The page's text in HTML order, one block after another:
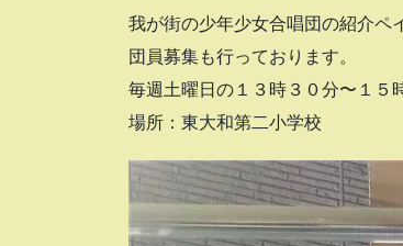
我が街の少年少女合唱団の紹介ペ
団員募集も行っております。
毎週土曜日の１３時３０分〜１５
場所：東大和第二小学校